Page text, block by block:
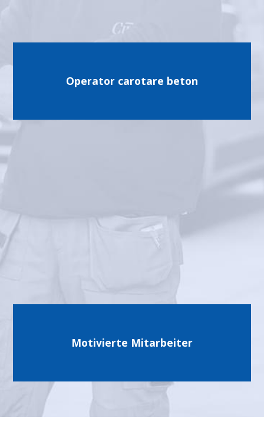
Operator carotare beton
Motivierte Mitarbeiter